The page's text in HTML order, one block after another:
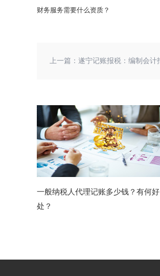
财务服务需要什么资质？
上一篇：
一般纳税人代理记账多少钱？有何好
处？